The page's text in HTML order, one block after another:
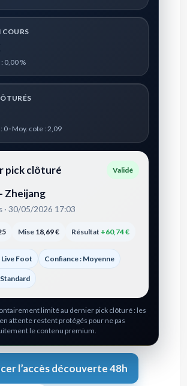
COURS
0,00 %
0 · Moy. cote : 2,09
pick clôturé Validé
Zheijang
· 30/05/2026 17:03
Mise 18,69 € Résultat +60,74 €
Live Foot Confiance : Moyenne
limité au dernier pick clôturé : les
attente restent protégés pour ne pas
le contenu premium.
l’accès découverte 48h